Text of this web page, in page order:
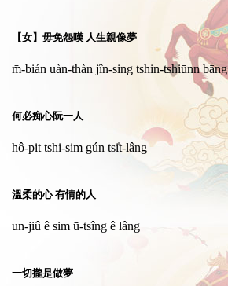
【女】毋免怨嘆 人生親像夢
m̄-bián uàn-thàn jîn-sing tshin-tshiūnn bāng
何必痴心阮一人
hô-pit tshi-sim gún tsi̍t-lâng
溫柔的心 有情的人
un-jiû ê sim ū-tsîng ê lâng
一切攏是做夢